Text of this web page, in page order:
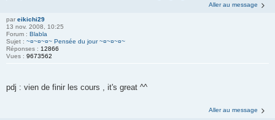
Aller au message
par eikichi29
13 nov. 2008, 10:25
Forum : Blabla
Sujet : ~¤~¤~¤~ Pensée du jour ~¤~¤~¤~
Réponses : 12866
Vues : 9673562
pdj : vien de finir les cours , it's great ^^
Aller au message